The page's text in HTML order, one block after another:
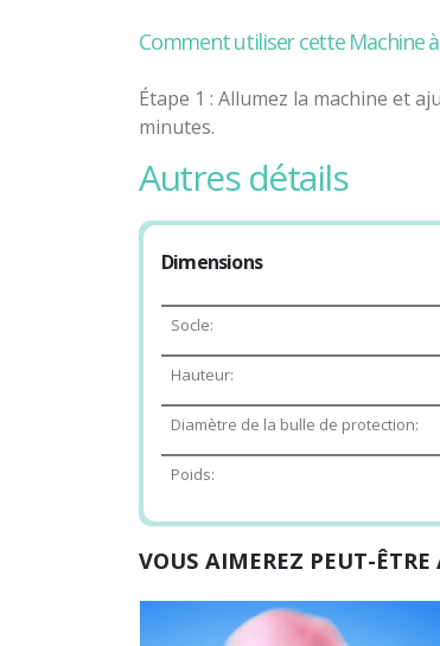
Comment utiliser cette Machine
Étape 1 : Allumez la machine et
minutes.
Étape 2 : Versez le sucre dans la
Étape 3 : Utilisez les bâtons
autres détails
Dimensions
Socle:
Hauteur:
Diamètre de la bulle de protection:
Poids:
VOUS AIMEREZ PEUT-